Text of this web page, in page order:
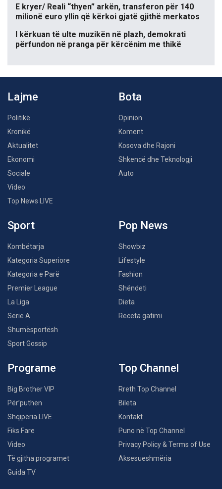
E kryer/ Reali “thyen” arkën, transferon për 140
milionë euro yllin që kërkoi gjatë gjithë merkatos
I kërkuan të ulte muzikën në plazh, demokrati
përfundon në pranga për kërcënim me thikë
Lajme
Politikë
Kronikë
Aktualitet
Ekonomi
Sociale
Video
Top News LIVE
Bota
Opinion
Koment
Kosova dhe Rajoni
Shkencë dhe Teknologji
Auto
Sport
Kombëtarja
Kategoria Superiore
Kategoria e Parë
Premier League
La Liga
Serie A
Shumësportësh
Sport Gossip
Pop News
Showbiz
Lifestyle
Fashion
Shëndeti
Dieta
Receta gatimi
Programe
Big Brother VIP
Për’puthen
Shqipëria LIVE
Fiks Fare
Video
Të gjitha programet
Guida TV
Top Channel
Rreth Top Channel
Bileta
Kontakt
Puno në Top Channel
Privacy Policy & Terms of Use
Aksesueshmëria